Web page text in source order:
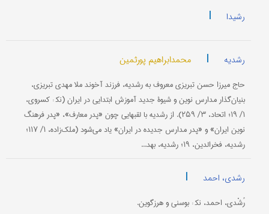
رشیدا |
رشدیه | محمدابراهیم پورثمین
حاج میرزا حسن تبریزی معروف به رشدیه، فرزند آخوند ملا مهدی تبریزی،
بنیان‌گذار مدارس نوین و شیوۀ جدید آموزش ابتدایی در ایران (نک‍ : کسروی،
۱/ ۱۹؛ اتحاد، ۳/ ۲۵۹). از رشدیه با لقبهایی چون «پدر معارف»، «پدر فرهنگ
نوین ایران» و «پدر مدارس جدیده در ایران» یاد می‌شود (ملک‌زاده، ۱/ ۱۱۷؛
رشدیه، فخرالدین، ۱۹؛ رشدیه، بهد...
رشدی، احمد |
رُشْدی، احمد، نک‍ : بوسنی و هرزگوین.